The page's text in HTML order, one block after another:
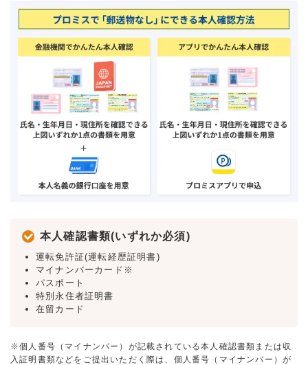
本人確認書類(いずれか必須)
運転免許証(運転経歴証明書)
マイナンバーカード※
パスポート
特別永住者証明書
在留カード
※個人番号（マイナンバー）が記載されている本人確認書類または収
入証明書類などをご提出いただく際は、個人番号（マイナンバー）が